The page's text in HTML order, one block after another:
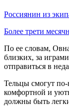
Россиянин из
Более трети
По ее словам,
близких, за
отправиться в
Тельцы смогут по-
комфортной и
должны быть